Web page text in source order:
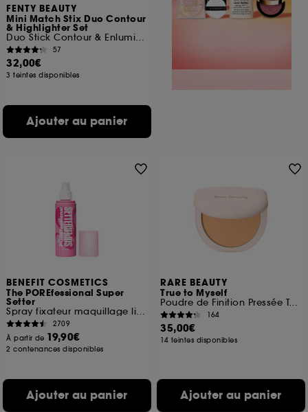
FENTY BEAUTY
Mini Match Stix Duo Contour
& Highlighter Set
Duo Stick Contour & Enlumineur
57
32,00€
3 teintes disponibles
Ajouter au panier
BENEFIT COSMETICS
The POREfessional Super
Setter
Spray fixateur maquillage lissant
2709
À partir de 19,90€
2 contenances disponibles
Ajouter au panier
RARE BEAUTY
True to Myself
Poudre de Finition Pressée Teintée
164
35,00€
14 teintes disponibles
Ajouter au panier